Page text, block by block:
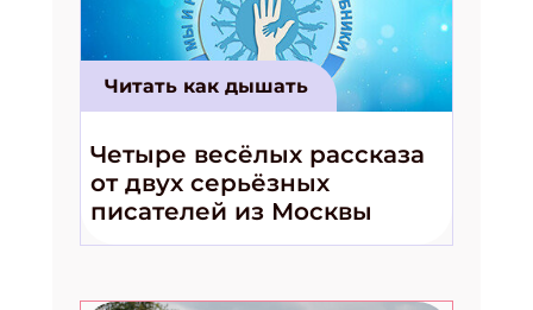
Читать как дышать
Четыре весёлых рассказа
от двух серьёзных
писателей из Москвы
ПОДПИСАТЬСЯ